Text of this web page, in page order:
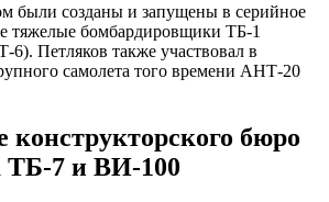
были созданы и запущены в серийное
тяжелые бомбардировщики ТБ-1
Петляков также участвовал в
самолета того времени АНТ-20
конструкторского бюро
ТБ-7 и ВИ-100